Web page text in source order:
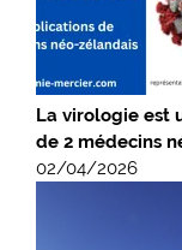
La virologie est
de 2 médecins
02/04/2026